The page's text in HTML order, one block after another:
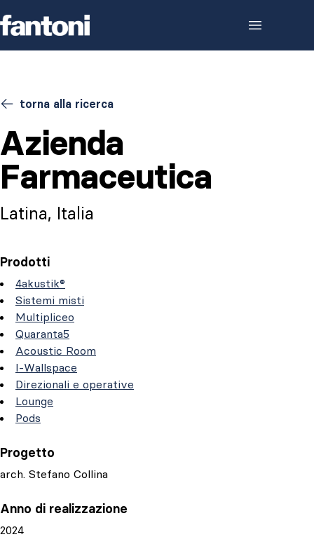
torna alla ricerca
Azienda
Farmaceutica
Latina, Italia
Prodotti
4akustik®
Sistemi misti
Multipliceo
Quaranta5
Acoustic Room
I-Wallspace
Direzionali e operative
Lounge
Pods
Progetto
arch. Stefano Collina
Anno di realizzazione
2024